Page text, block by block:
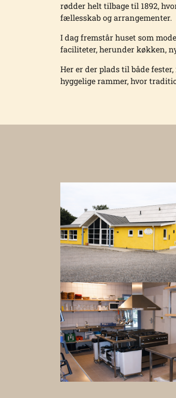
rødder helt tilbage til 1892,
fællesskab og arrangementer.
I dag fremstår huset som
faciliteter, herunder køkken,
Her er der plads til både
hyggelige rammer, hvor
Show larger version